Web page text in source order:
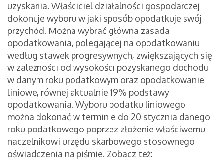
uzyskania. Właściciel działalności gospodarczej
dokonuje wyboru w jaki sposób opodatkuje swój
przychód. Można wybrać główna zasada
opodatkowania, polegającej na opodatkowaniu
według stawek progresywnych, zwiększających się
w zależności od wysokości pozyskanego dochodu
w danym roku podatkowym oraz opodatkowanie
liniowe, równej aktualnie 19% podstawy
opodatkowania. Wyboru podatku liniowego
można dokonać w terminie do 20 stycznia danego
roku podatkowego poprzez złożenie właściwemu
naczelnikowi urzędu skarbowego stosownego
oświadczenia na piśmie. Zobacz też: